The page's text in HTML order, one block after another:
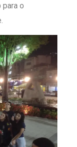
para o